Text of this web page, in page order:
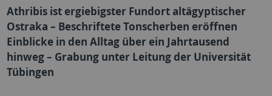
Athribis ist ergiebigster Fundort altägyptischer
Ostraka – Beschriftete Tonscherben eröffnen
Einblicke in den Alltag über ein Jahrtausend
hinweg – Grabung unter Leitung der Universität
Tübingen